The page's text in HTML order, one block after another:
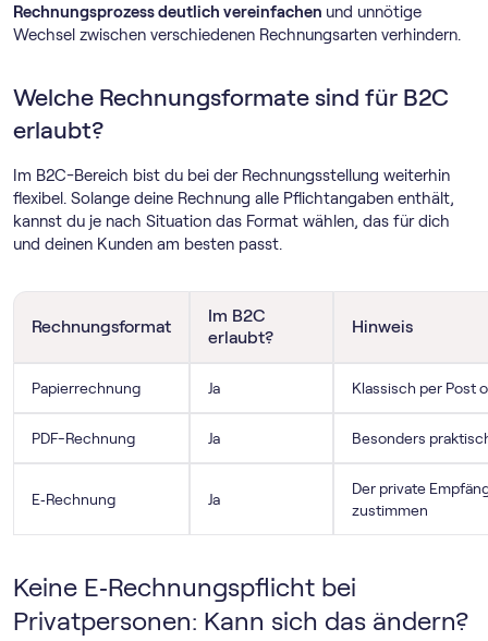
Rechnungsprozess deutlich vereinfachen und unnötige
Wechsel zwischen verschiedenen Rechnungsarten verhindern.
Welche Rechnungsformate sind für B2C
erlaubt?
Im B2C-Bereich bist du bei der Rechnungsstellung weiterhin
flexibel. Solange deine Rechnung alle Pflichtangaben enthält,
kannst du je nach Situation das Format wählen, das für dich
und deinen Kunden am besten passt.
Rechnungsformat
Im B2C
erlaubt?
Hinweis
Papierrechnung Ja Klassisch per Post
PDF-Rechnung Ja Besonders
E‑Rechnung Ja
Der private
zustimmen
Keine E‑Rechnungspflicht bei
Privatpersonen: Kann sich das ändern?